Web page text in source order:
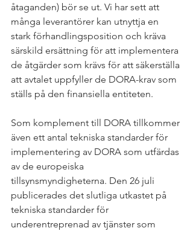
åtaganden) bör se ut. Vi har sett att
många leverantörer kan utnyttja en
stark förhandlingsposition och kräva
särskild ersättning för att implementera
de åtgärder som krävs för att säkerställa
att avtalet uppfyller de DORA-krav som
ställs på den finansiella entiteten.
Som komplement till DORA tillkommer
även ett antal tekniska standarder för
implementering av DORA som utfärdas
av de europeiska
tillsynsmyndigheterna. Den 26 juli
publicerades det slutliga utkastet på
tekniska standarder för
underentreprenad av tjänster som